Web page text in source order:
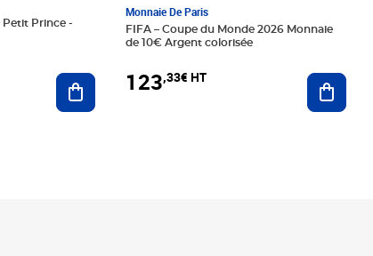
Prince -
Ajouter au panier
Monnaie De Paris
FIFA – Coupe du Monde 2026 Monnaie
de 10€ Argent colorisée
123,33€ HT